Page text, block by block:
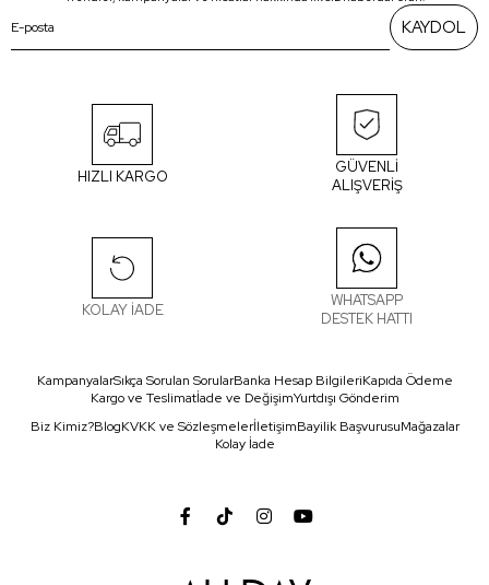
KAYDOL
HIZLI KARGO
GÜVENLİ
ALIŞVERİŞ
KOLAY İADE
WHATSAPP
DESTEK HATTI
KampanyalarSıkça Sorulan SorularBanka Hesap BilgileriKapıda Ödeme
Kargo ve Teslimatİade ve DeğişimYurtdışı Gönderim
Biz Kimiz?BlogKVKK ve SözleşmelerİletişimBayilik BaşvurusuMağazalar
Kolay İade